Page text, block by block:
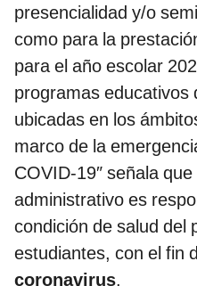
presencialidad y/o
como para la
para el año escolar
programas educativos
ubicadas en los
marco de la
COVID-19″ señala
administrativo es
condición de salud del
estudiantes, con el fin
coronavirus.